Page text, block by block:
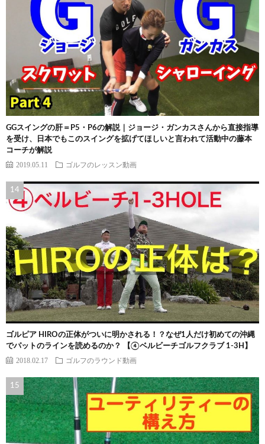
GGスイングの肝＝P5・P6の解説｜ジョージ・ガンカスさんから直接指導
を受け、日本でもこのスイングを拡げてほしいと言われて活動中の藤本
コーチが解説
2019.05.11 ゴルフのレッスン動画
ゴルピア HIROの正体がついに明かされる！？なぜ1人だけ初めての沖縄
でパットのラインを読めるのか？ 【④ベルビーチゴルフクラブ 1-3H】
2018.02.17 ゴルフのラウンド動画